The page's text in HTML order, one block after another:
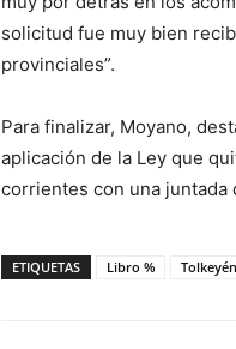
solicitud fue muy bien
provinciales”.
Para finalizar, Moyano,
aplicación de la Ley que
corrientes con una juntada
ETIQUETAS Libro % Tolkeyén